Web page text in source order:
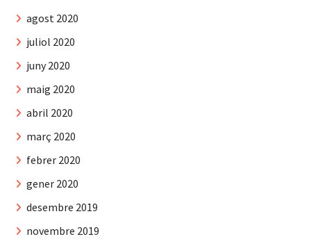
agost 2020
juliol 2020
juny 2020
maig 2020
abril 2020
març 2020
febrer 2020
gener 2020
desembre 2019
novembre 2019